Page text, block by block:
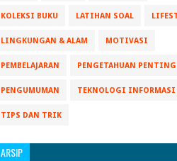
KOLEKSI BUKU LATIHAN SOAL
LINGKUNGAN & ALAM MOTIVASI
PEMBELAJARAN PENGETAHUAN PENTING
PENGUMUMAN TEKNOLOGI INFORMASI
TIPS DAN TRIK
ARSIP